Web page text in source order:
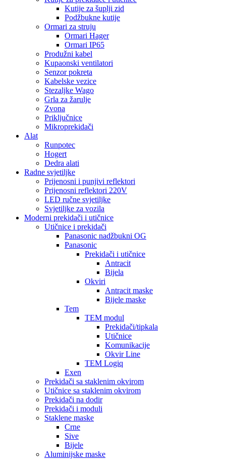
Kutije za šuplji zid
Podžbukne kutije
Ormari za struju
Ormari Hager
Ormari IP65
Produžni kabel
Kupaonski ventilatori
Senzor pokreta
Kabelske vezice
Stezaljke Wago
Grla za žarulje
Zvona
Priključnice
Mikroprekidači
Alat
Runpotec
Hogert
Dedra alati
Radne svjetiljke
Prijenosni i punjivi reflektori
Prijenosni reflektori 220V
LED ručne svjetiljke
Svjetiljke za vozila
Moderni prekidači i utičnice
Utičnice i prekidači
Panasonic nadžbukni OG
Panasonic
Prekidači i utičnice
Antracit
Bijela
Okviri
Antracit maske
Bijele maske
Tem
TEM modul
Prekidači/tipkala
Utičnice
Komunikacije
Okvir Line
TEM Logiq
Exen
Prekidači sa staklenim okvirom
Utičnice sa staklenim okvirom
Prekidači na dodir
Prekidači i moduli
Staklene maske
Crne
Sive
Bijele
Aluminijske maske